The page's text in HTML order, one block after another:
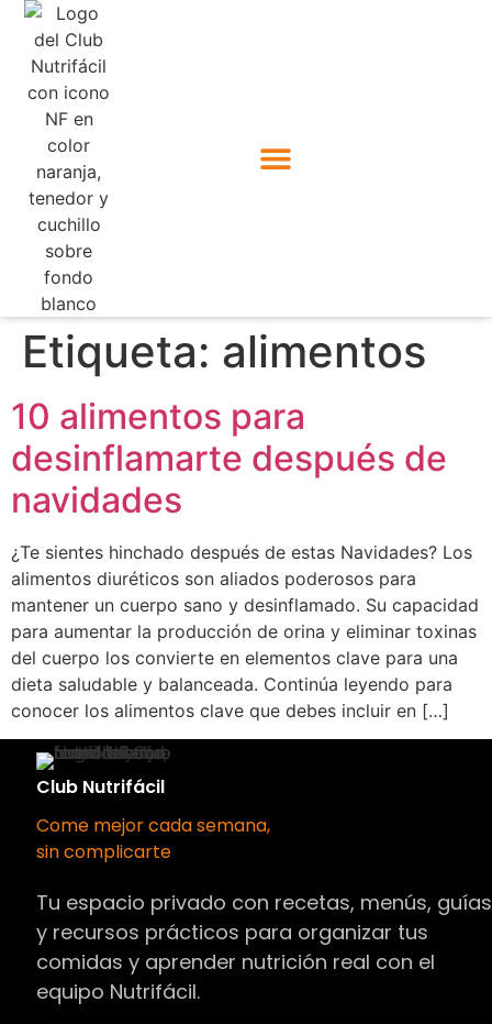
Etiqueta: alimentos
10 alimentos para
desinflamarte después de
navidades
¿Te sientes hinchado después de estas Navidades? Los
alimentos diuréticos son aliados poderosos para
mantener un cuerpo sano y desinflamado. Su capacidad
para aumentar la producción de orina y eliminar toxinas
del cuerpo los convierte en elementos clave para una
dieta saludable y balanceada. Continúa leyendo para
conocer los alimentos clave que debes incluir en […]
Club Nutrifácil
Come mejor cada semana,
sin complicarte
Tu espacio privado con recetas, menús, guías
y recursos prácticos para organizar tus
comidas y aprender nutrición real con el
equipo Nutrifácil.